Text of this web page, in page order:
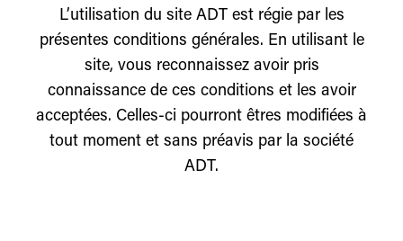
L’utilisation du site ADT est régie par les
présentes conditions générales. En utilisant le
site, vous reconnaissez avoir pris
connaissance de ces conditions et les avoir
acceptées. Celles-ci pourront êtres modifiées à
tout moment et sans préavis par la société
ADT.